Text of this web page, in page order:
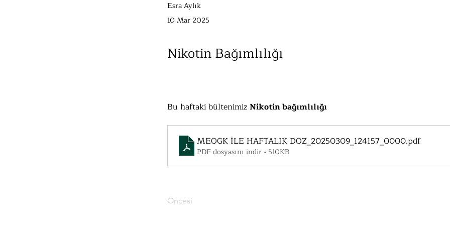
Esra Aylık
10 Mar 2025
Nikotin Bağımlılığı
Bu haftaki bültenimiz Nikotin bağımlılığı
MEOGK İLE HAFTALIK DOZ_20250309_124157_0000.pdf
PDF dosyasını indir • 510KB
Öncesi